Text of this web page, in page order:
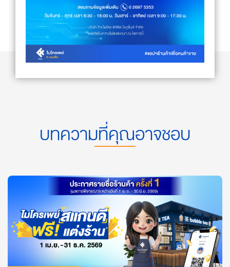
บทความที่คุณอาจชอบ